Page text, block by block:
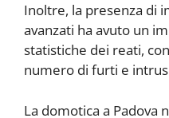
Inoltre, la presenza di
avanzati ha avuto un
statistiche dei reati,
numero di furti e
La domotica a Padova